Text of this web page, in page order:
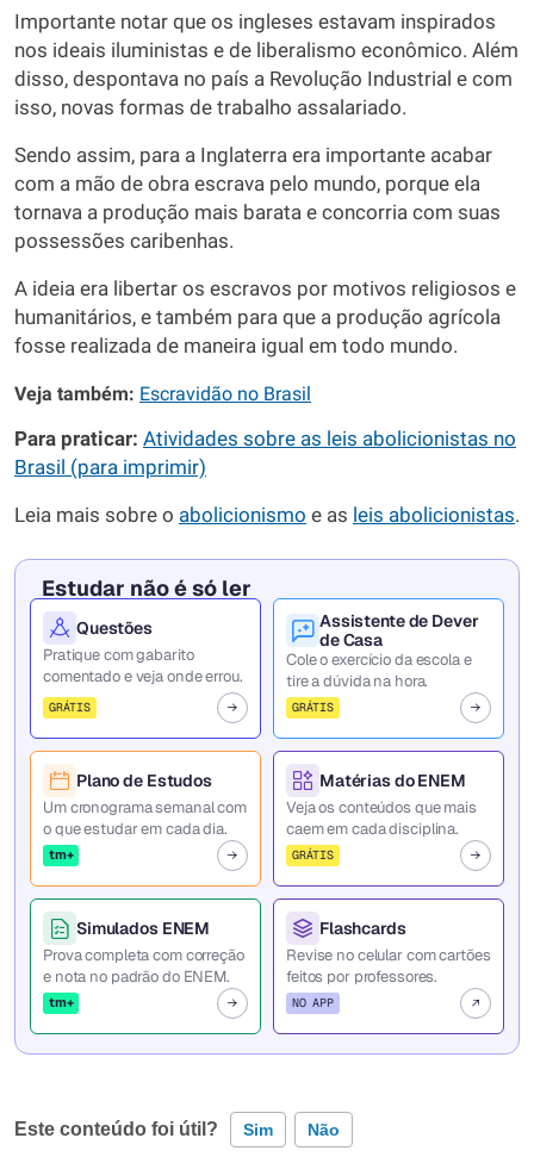
Importante notar que os ingleses estavam inspirados
nos ideais iluministas e de liberalismo econômico. Além
disso, despontava no país a Revolução Industrial e com
isso, novas formas de trabalho assalariado.
Sendo assim, para a Inglaterra era importante acabar
com a mão de obra escrava pelo mundo, porque ela
tornava a produção mais barata e concorria com suas
possessões caribenhas.
A ideia era libertar os escravos por motivos religiosos e
humanitários, e também para que a produção agrícola
fosse realizada de maneira igual em todo mundo.
Veja também: Escravidão no Brasil
Para praticar: Atividades sobre as leis abolicionistas no
Brasil (para imprimir)
Leia mais sobre o abolicionismo e as leis abolicionistas.
Estudar não é só ler
Questões
Pratique com gabarito
comentado e veja onde errou.
GRÁTIS
Assistente de Dever
de Casa
Cole o exercício da escola e
tire a dúvida na hora.
GRÁTIS
Plano de Estudos
Um cronograma semanal com
o que estudar em cada dia.
tm+
Matérias do ENEM
Veja os conteúdos que mais
caem em cada disciplina.
GRÁTIS
Simulados ENEM
Prova completa com correção
e nota no padrão do ENEM.
tm+
Flashcards
Revise no celular com cartões
feitos por professores.
NO APP
Este conteúdo foi útil? Sim Não